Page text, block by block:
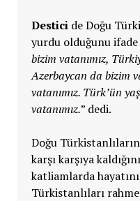
Desticide Doğu
yurdu olduğunu ifade
bizim vatanımız,
Azerbaycan da bizim
vatanımız. Türk’ün
vatanımız.” dedi.
Doğu
karşı karşıya
katliamlarda
Türkistanlıları